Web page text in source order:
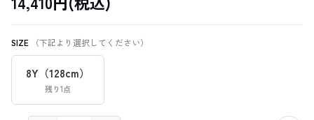
SIZE （下記より選択してください）
8Y（128cm）
残り1点